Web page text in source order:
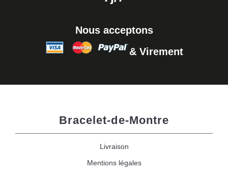
Nous acceptons
& Virement
Bracelet-de-Montre
Livraison
Mentions légales